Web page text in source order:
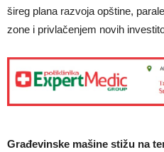
šireg plana razvoja opštine,
zone i privlačenjem novih
Građevinske mašine stižu na